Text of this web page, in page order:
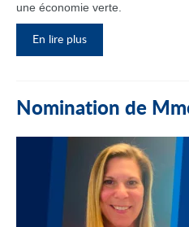
une économie verte.
En lire plus
Nomination de